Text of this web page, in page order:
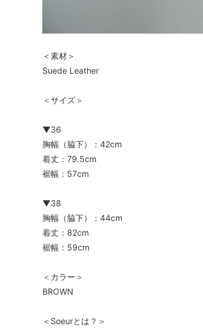
＜素材＞
Suede Leather
＜サイズ＞
▼36
胸幅（脇下）：42cm
着丈：79.5cm
裾幅：57cm
▼38
胸幅（脇下）：44cm
着丈：82cm
裾幅：59cm
＜カラー＞
BROWN
＜Soeurとは？＞